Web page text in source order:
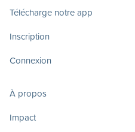
Télécharge notre app
Inscription
Connexion
À propos
Impact